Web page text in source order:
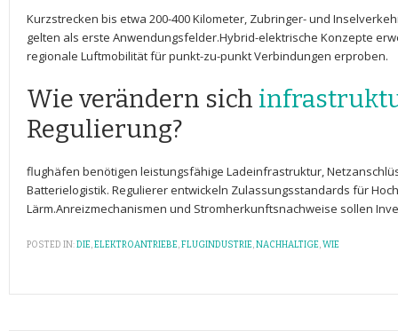
Kurzstrecken bis etwa 200-400 Kilometer, Zubringer- und
‌gelten ⁢als⁤ erste Anwendungsfelder.Hybrid-elektrische ‌Konzepte
⁢regionale Luftmobilität für punkt-zu-punkt Verbindungen erproben.
Wie verändern ‍sich ⁢
Regulierung?
flughäfen benötigen leistungsfähige Ladeinfrastruktur,
Batterielogistik. Regulierer entwickeln Zulassungsstandards für
⁢Lärm.Anreizmechanismen ‍und Stromherkunftsnachweise sollen
POSTED IN:DIE,ELEKTROANTRIEBE,FLUGINDUSTRIE,NACHHALTIGE,WIE